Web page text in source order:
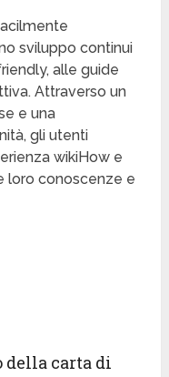
sviluppo continui
alle guide
Attraverso un
e una
gli utenti
wikiHow e
loro conoscenze e
della carta di